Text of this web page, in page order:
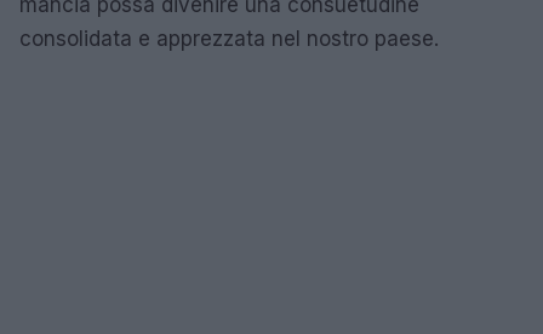
consolidata e apprezzata nel nostro paese.